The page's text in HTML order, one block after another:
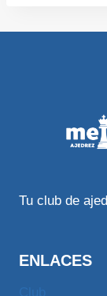
Tu club de
ENLACES